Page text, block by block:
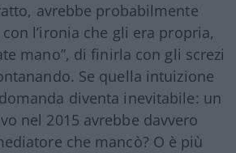
avrebbe probabilmente
l’ironia che gli era propria,
mano”, di finirla con gli screzi
Se quella intuizione
diventa inevitabile: un
nel 2015 avrebbe davvero
che mancò? O è più